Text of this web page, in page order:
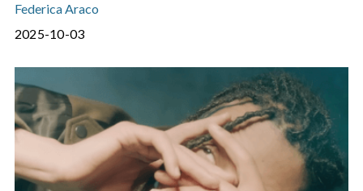
Federica Araco
2025-10-03